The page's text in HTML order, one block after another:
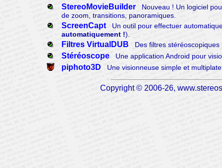
StereoMovieBuilderNouveau ! Un logiciel
de zoom, transitions, panoramiques.
ScreenCaptUn outil pour effectuer
automatiquement !).
Filtres VirtualDUB Des filtres stéréoscopiques
StéréoscopeUne application Android pour
piphoto3D Une visionneuse simple et
Copyright © 2006-26,